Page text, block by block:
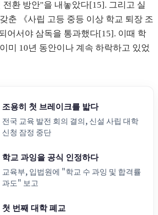
90.5
전환 방안"을 내놓았다[15]. 그리고 실
춘 《사립 고등 중등 이상 학교 퇴장 조
어서야 삼독을 통과했다[15]. 이때 학
미 10년 동안이나 계속 하락하고 있었
조용히 첫 브레이크를 밟다
전국 교육 발전 회의 결의, 신설 사립 대학
신청 잠정 중단
학교 과잉을 공식 인정하다
교육부, 입법원에 "학교 수 과잉 및 합격률
과도" 보고
첫 번째 대학 폐교